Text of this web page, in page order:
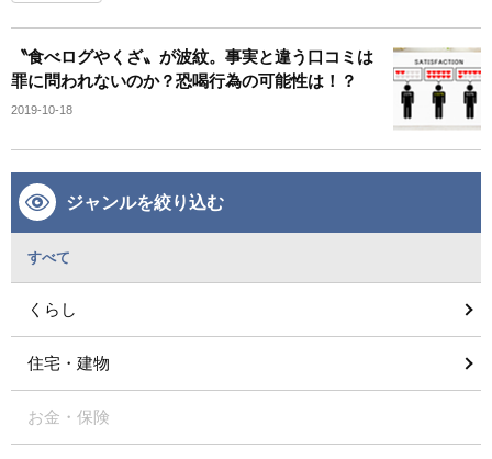
〝食べログやくざ〟が波紋。事実と違う口コミは
罪に問われないのか？恐喝行為の可能性は！？
2019-10-18
ジャンルを絞り込む
すべて
くらし
住宅・建物
お金・保険